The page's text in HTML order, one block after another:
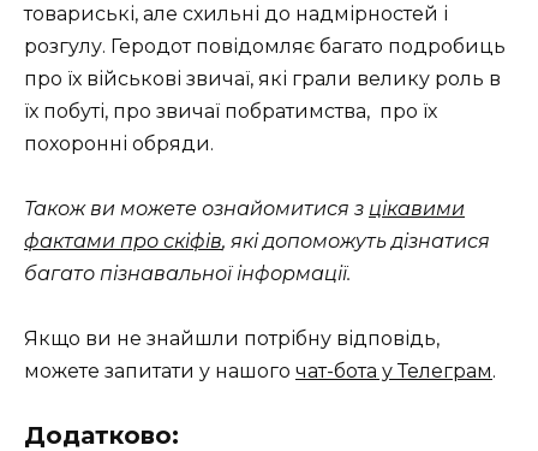
товариські, але схильні до надмірностей і
розгулу. Геродот повідомляє багато подробиць
про їх військові звичаї, які грали велику роль в
їх побуті, про звичаї побратимства, про їх
похоронні обряди.
Також ви можете ознайомитися з цікавими
фактами про скіфів, які допоможуть дізнатися
багато пізнавальної інформації.
Якщо ви не знайшли потрібну відповідь,
можете запитати у нашого чат-бота у Телеграм.
Додатково: